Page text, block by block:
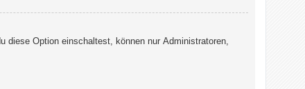
diese Option einschaltest, können nur Administratoren,